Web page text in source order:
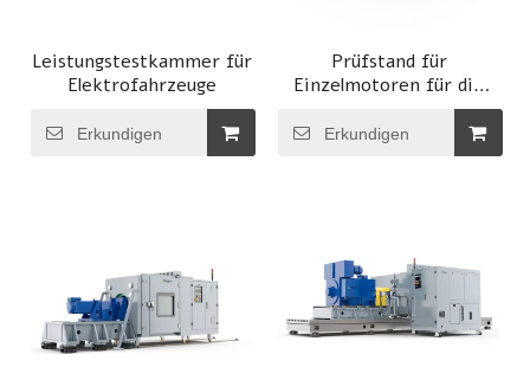
Leistungstestkammer für
Elektrofahrzeuge
Erkundigen
Prüfstand für
Einzelmotoren für die
Automobilindustrie mit
maßgeschneidertem
Erkundigen